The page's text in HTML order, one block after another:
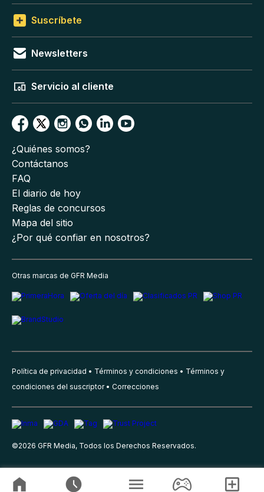
Suscríbete
Newsletters
Servicio al cliente
¿Quiénes somos?
Contáctanos
FAQ
El diario de hoy
Reglas de concursos
Mapa del sitio
¿Por qué confiar en nosotros?
Otras marcas de GFR Media
Política de privacidad Términos y condiciones
Términos y
condiciones del suscriptor
Correcciones
©2026 GFR Media, Todos los Derechos Reservados.